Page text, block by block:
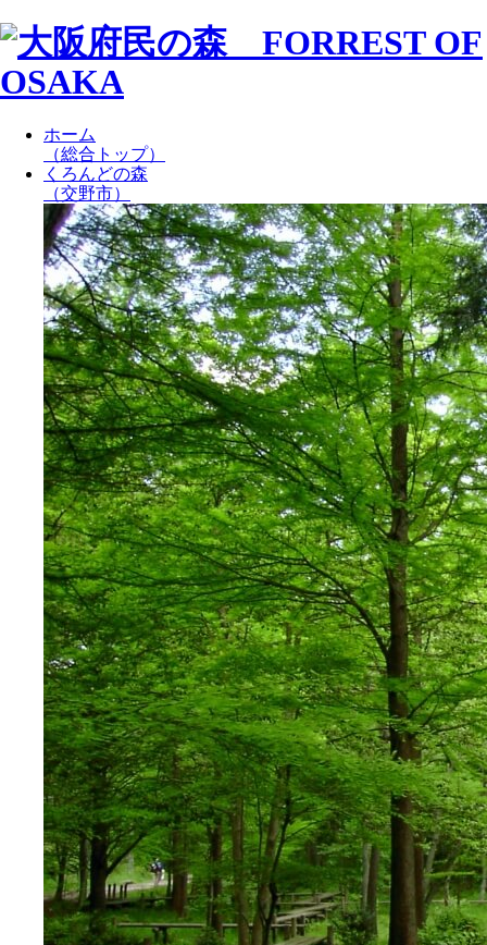
ホーム
（総合トップ）
くろんどの森
（交野市）